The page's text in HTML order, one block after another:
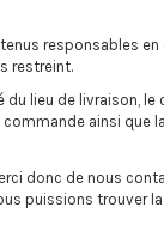
responsables
restreint.
du lieu de livraison,
commande ainsi que
donc de nous
puissions trouver